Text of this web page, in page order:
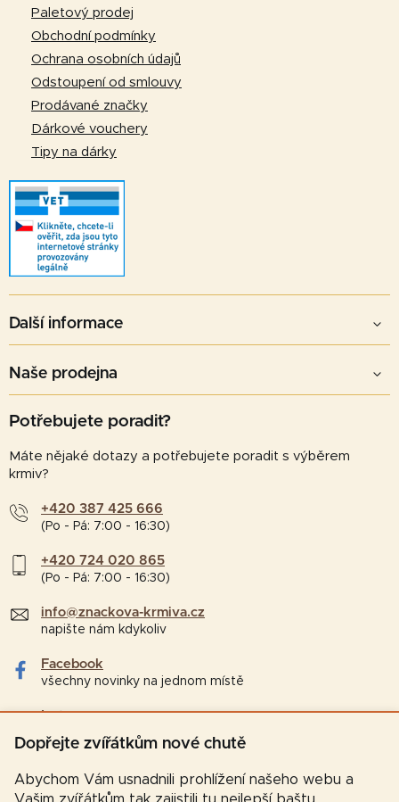
Dopřejte zvířátkům nové chutě
Abychom Vám usnadnili prohlížení našeho webu a
Paletový prodej
Obchodní podmínky
Ochrana osobních údajů
Odstoupení od smlouvy
Prodávané značky
Dárkové vouchery
Tipy na dárky
Další informace
Naše prodejna
Potřebujete poradit?
Máte nějaké dotazy a potřebujete poradit s výběrem
krmiv?
+420 387 425 666
(Po - Pá: 7:00 - 16:30)
+420 724 020 865
(Po - Pá: 7:00 - 16:30)
info@znackova-krmiva.cz
napište nám kdykoliv
Facebook
všechny novinky na jednom místě
Instagram
tipy a zajímavosti pro chovatele